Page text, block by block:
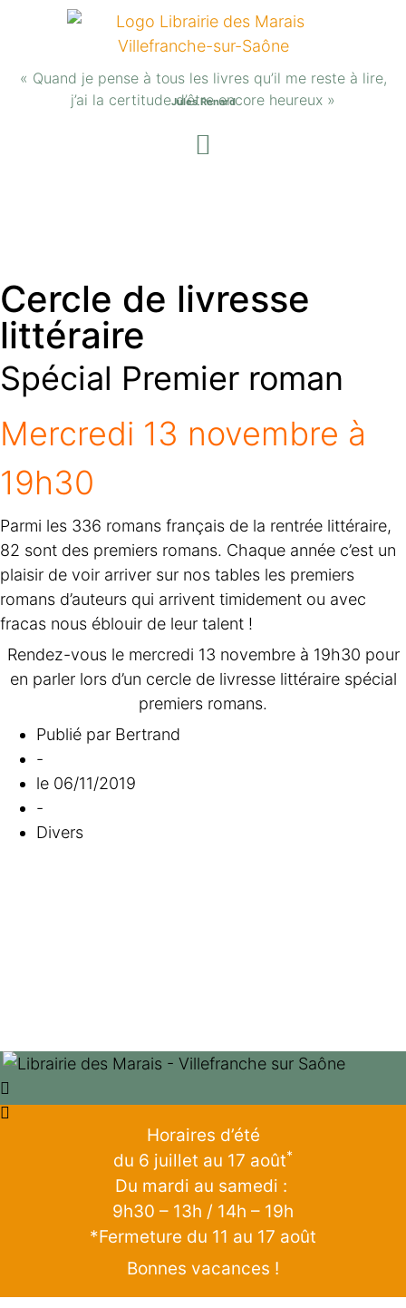
« Quand je pense à tous les livres qu’il me reste à lire,
j’ai la certitude d’être encore heureux »
Jules Renard
Cercle de livresse
littéraire
Spécial Premier roman
Mercredi 13 novembre à
19h30
Parmi les 336 romans français de la rentrée littéraire,
82 sont des premiers romans. Chaque année c’est un
plaisir de voir arriver sur nos tables les premiers
romans d’auteurs qui arrivent timidement ou avec
fracas nous éblouir de leur talent !
Rendez-vous le mercredi 13 novembre à 19h30 pour
en parler lors d’un cercle de livresse littéraire spécial
premiers romans.
Publié par Bertrand
-
le 06/11/2019
-
Divers
Horaires d’été
du 6 juillet au 17 août*
Du mardi au samedi :
9h30 – 13h / 14h – 19h
*Fermeture du 11 au 17 août
Bonnes vacances !